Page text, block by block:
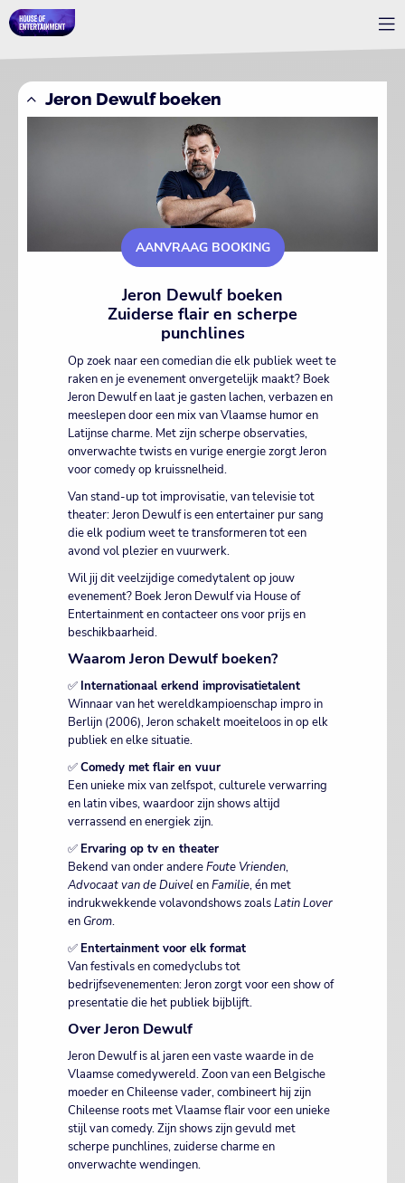
Jeron Dewulf boeken
AANVRAAG BOOKING
Jeron Dewulf boeken
Zuiderse flair en scherpe
punchlines
Op zoek naar een comedian die elk publiek weet te
raken en je evenement onvergetelijk maakt? Boek
Jeron Dewulf en laat je gasten lachen, verbazen en
meeslepen door een mix van Vlaamse humor en
Latijnse charme. Met zijn scherpe observaties,
onverwachte twists en vurige energie zorgt Jeron
voor comedy op kruissnelheid.
Van stand-up tot improvisatie, van televisie tot
theater: Jeron Dewulf is een entertainer pur sang
die elk podium weet te transformeren tot een
avond vol plezier en vuurwerk.
Wil jij dit veelzijdige comedytalent op jouw
evenement? Boek Jeron Dewulf via House of
Entertainment en contacteer ons voor prijs en
beschikbaarheid.
Waarom Jeron Dewulf boeken?
✅ Internationaal erkend improvisatietalent
Winnaar van het wereldkampioenschap impro in
Berlijn (2006), Jeron schakelt moeiteloos in op elk
publiek en elke situatie.
✅Comedy met flair en vuur
Een unieke mix van zelfspot, culturele verwarring
en latin vibes, waardoor zijn shows altijd
verrassend en energiek zijn.
✅ Ervaring op tv en theater
Bekend van onder andereFoute Vrienden,
Advocaat van de DuivelenFamilie, én met
indrukwekkende volavondshows zoalsLatin Lover
en Grom.
✅ Entertainment voor elk format
Van festivals en comedyclubs tot
bedrijfsevenementen: Jeron zorgt voor een show of
presentatie die het publiek bijblijft.
Over Jeron Dewulf
Jeron Dewulf is al jaren een vaste waarde in de
Vlaamse comedywereld. Zoon van een Belgische
moeder en Chileense vader, combineert hij zijn
Chileense roots met Vlaamse flair voor een unieke
stijl van comedy. Zijn shows zijn gevuld met
scherpe punchlines, zuiderse charme en
onverwachte wendingen.